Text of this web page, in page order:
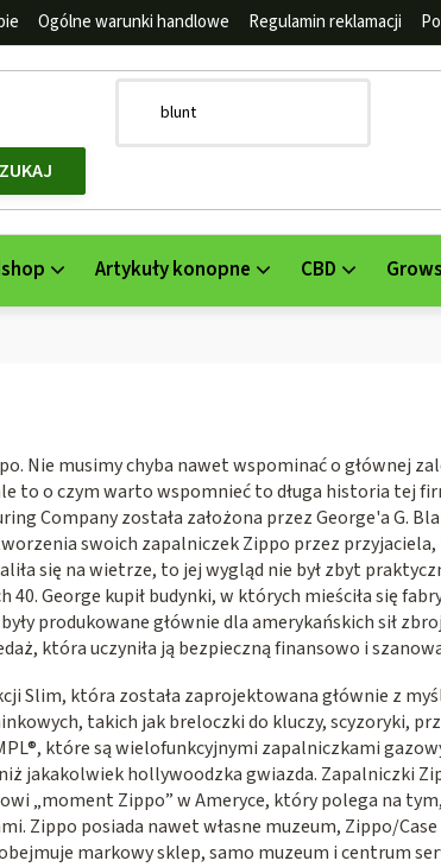
Ogólne warunki handlowe Regulamin reklamacji
Artykuły konopne CBD
Nie musimy chyba nawet wspominać o głównej
to o czym warto wspomnieć to długa historia tej
Company została założona przez George'a G.
swoich zapalniczek Zippo przez
się na wietrze, to jej wygląd nie był zbyt
40. George kupił budynki, w których mieściła się
produkowane głównie dla amerykańskich sił
która uczyniła ją bezpieczną finansowo i
Slim, która została zaprojektowana głównie z
takich jak breloczki do kluczy, scyzoryki,
które są wielofunkcyjnymi zapalniczkami
jakakolwiek hollywoodzka gwiazda. Zapalniczki
„moment Zippo” w Ameryce, który polega na
Zippo posiada nawet własne muzeum, Zippo/
markowy sklep, samo muzeum i centrum